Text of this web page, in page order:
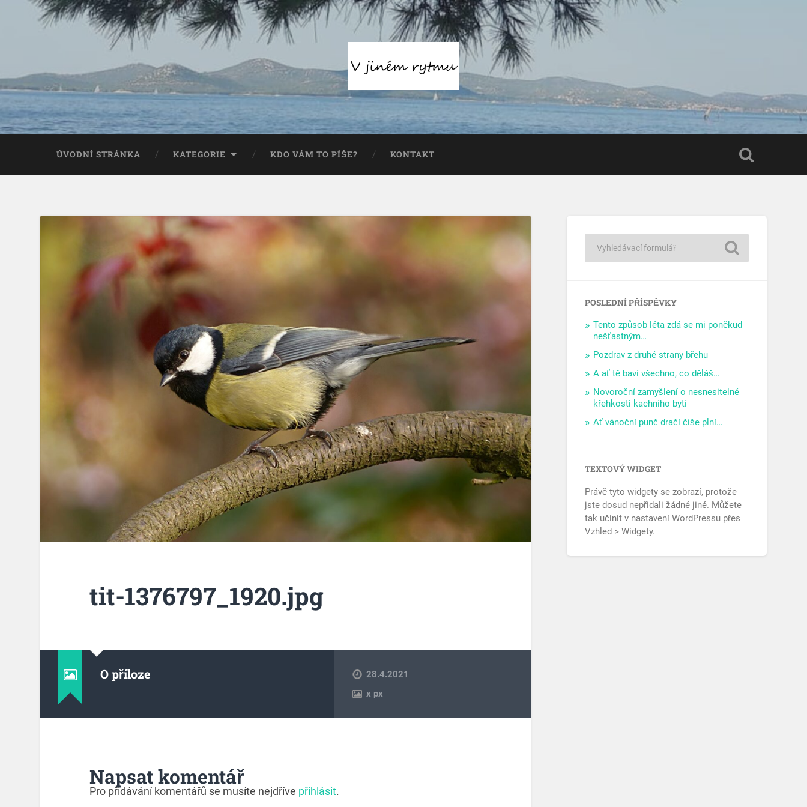
ÚVODNÍ STRÁNKA KATEGORIE KDO VÁM TO PÍŠE? KONTAKT
tit-1376797_1920.jpg
O příloze
28.4.2021
x px
Napsat komentář
Pro přidávání komentářů se musíte nejdříve přihlásit.
POSLEDNÍ PŘÍSPĚVKY
Tento způsob léta zdá se mi poněkud
nešťastným…
Pozdrav z druhé strany břehu
A ať tě baví všechno, co děláš…
Novoroční zamyšlení o nesnesitelné
křehkosti kachního bytí
Ať vánoční punč dračí číše plní…
TEXTOVÝ WIDGET
Právě tyto widgety se zobrazí, protože
jste dosud nepřidali žádné jiné. Můžete
tak učinit v nastavení WordPressu přes
Vzhled > Widgety.